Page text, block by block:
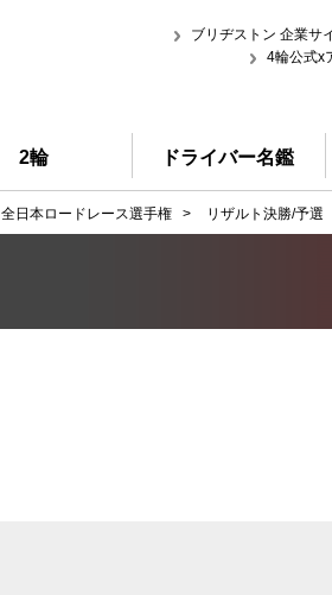
ブリヂストン 企業サ
4輪公式x
2輪 ドライバー名鑑
全日本ロードレース選手権 > リザルト決勝/予選